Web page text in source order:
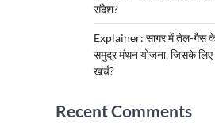
संदेश?
Explainer: सागर में तेल-गैस के
समुद्र मंथन योजना, जिसके
खर्च?
Recent Comments